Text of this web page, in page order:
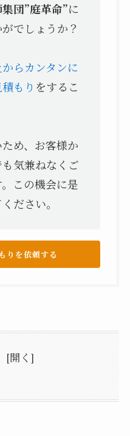
団”庭革命”に
でしょうか？
らカンタンに
もり をするこ
め、お客様か
気兼ねなくご
この機会に是
ださい。
りを依頼する
バー隊